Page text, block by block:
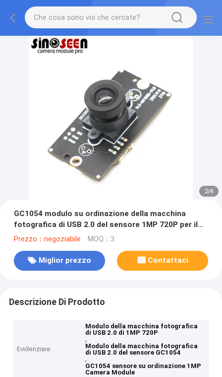
2/4
GC1054 modulo su ordinazione della macchina
fotografica di USB 2.0 del sensore 1MP 720P per il
video campanello
Prezzo：negoziabile MOQ：3
Miglior prezzo Contattaci
Descrizione Di Prodotto
Evidenziare
Modulo della macchina fotografica
di USB 2.0 di 1MP 720P
,
Modulo della macchina fotografica
di USB 2.0 del sensore GC1054
,
GC1054 sensore su ordinazione 1MP
Camera Module